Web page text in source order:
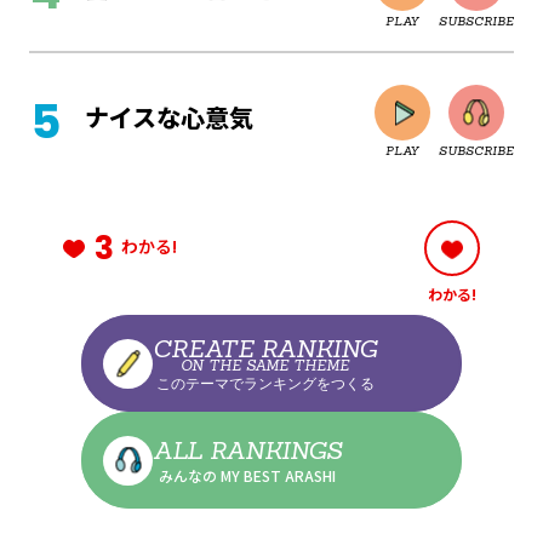
PLAY SUBSCRIBE
CLOSE
ナイスな心意気
PLAY SUBSCRIBE
CLOSE
3 わかる!
わかる!
CREATE RANKING
ON THE SAME THEME
このテーマでランキングをつくる
ALL RANKINGS
みんなの MY BEST ARASHI